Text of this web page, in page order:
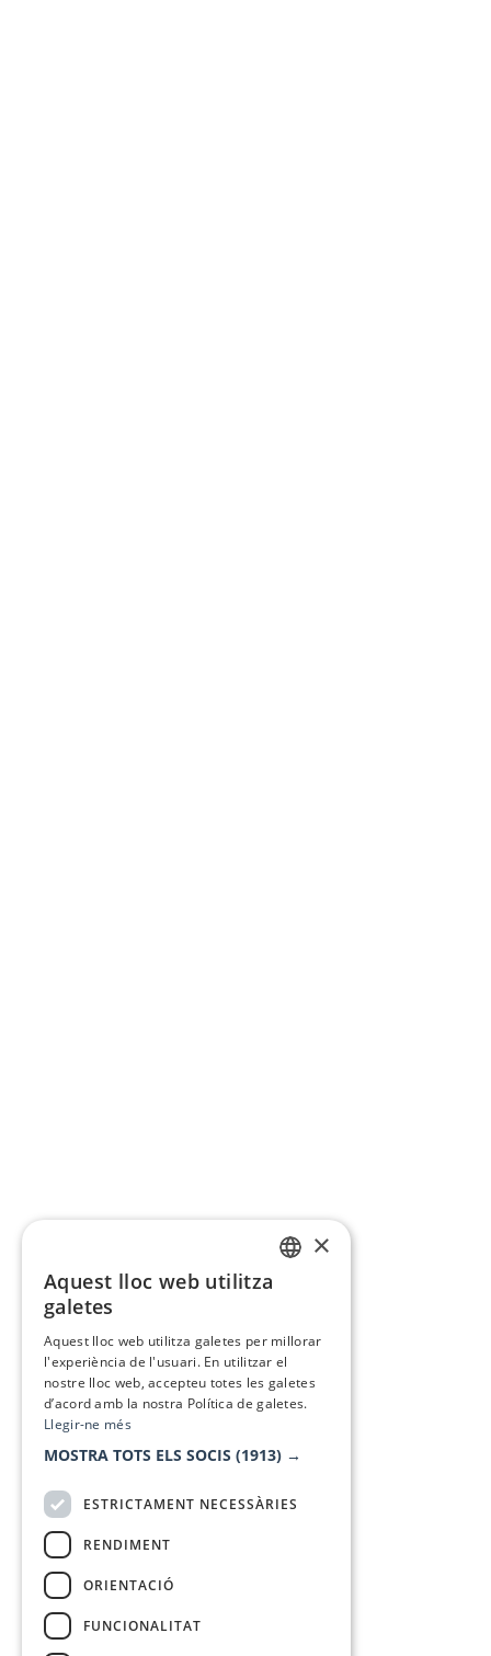
×
Aquest lloc web utilitza
galetes
Aquest lloc web utilitza galetes per millorar
l'experiència de l'usuari. En utilitzar el
nostre lloc web, accepteu totes les galetes
d’acord amb la nostra Política de galetes.
Llegir-ne més
MOSTRA TOTS ELS SOCIS (1913) →
ESTRICTAMENT NECESSÀRIES
RENDIMENT
ORIENTACIÓ
FUNCIONALITAT